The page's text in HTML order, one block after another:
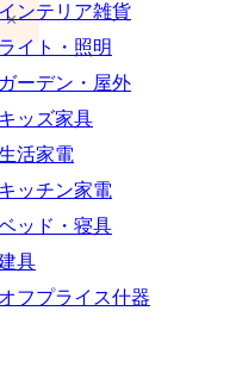
インテリア雑貨
ライト・照明
ガーデン・屋外
キッズ家具
活家電
キッチン家電
ッド・寝具
具
オフプライス什器
×